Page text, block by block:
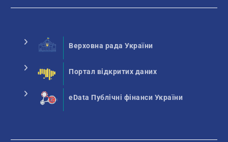
Верховна рада України
Портал відкритих даних
eData Публічні фінанси України